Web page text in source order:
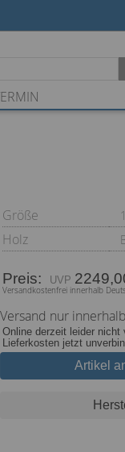
Größe
Holz
Preis:
Versandkostenfrei innerhalb
Versand nur
Online derzeit leider nicht
Lieferkosten jetzt
Artikel